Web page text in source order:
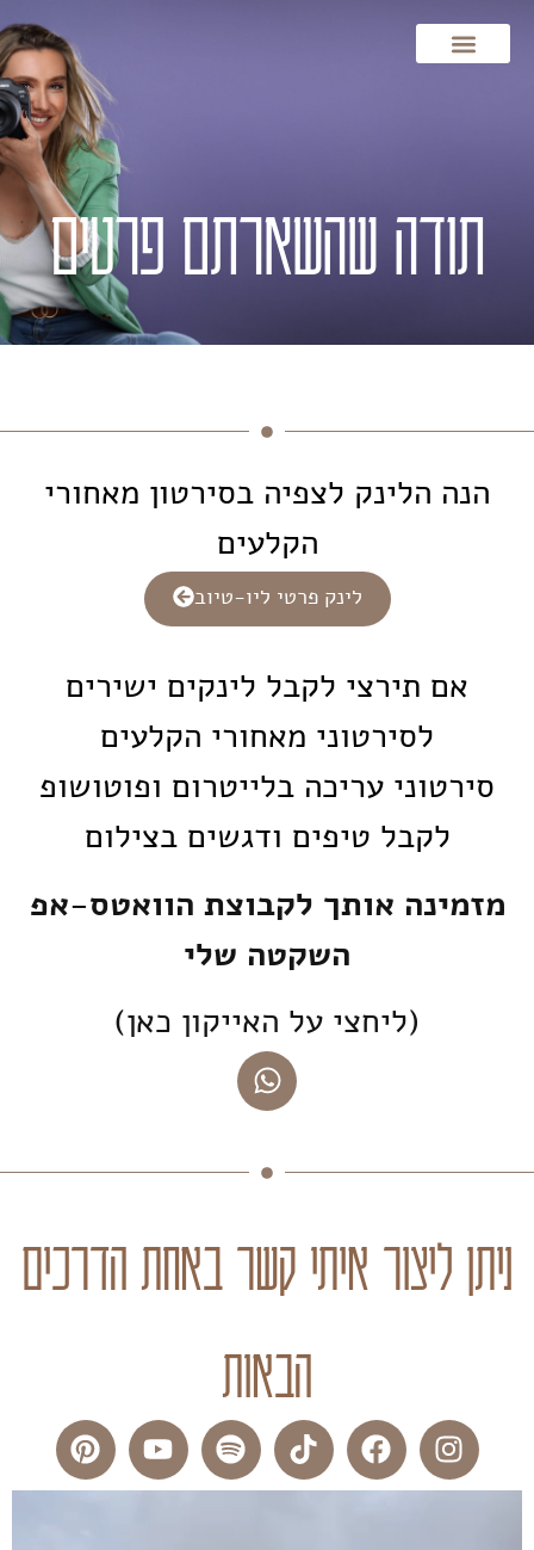
תודה שהשארתם פרטים
הנה הלינק לצפיה בסירטון מאחורי
הקלעים
לינק פרטי ליו-טיוב
אם תירצי לקבל לינקים ישירים
לסירטוני מאחורי הקלעים
סירטוני עריכה בלייטרום ופוטושופ
לקבל טיפים ודגשים בצילום
מזמינה אותך לקבוצת הוואטס-אפ
השקטה שלי
(ליחצי על האייקון כאן)
ניתן ליצור איתי קשר באחת הדרכים
הבאות